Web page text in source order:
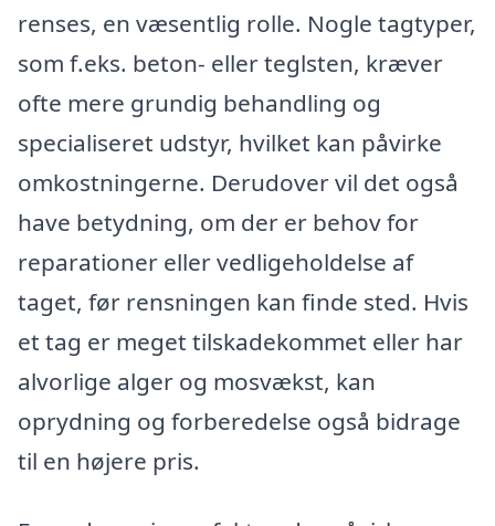
renses, en væsentlig rolle. Nogle tagtyper,
som f.eks. beton- eller teglsten, kræver
ofte mere grundig behandling og
specialiseret udstyr, hvilket kan påvirke
omkostningerne. Derudover vil det også
have betydning, om der er behov for
reparationer eller vedligeholdelse af
taget, før rensningen kan finde sted. Hvis
et tag er meget tilskadekommet eller har
alvorlige alger og mosvækst, kan
oprydning og forberedelse også bidrage
til en højere pris.